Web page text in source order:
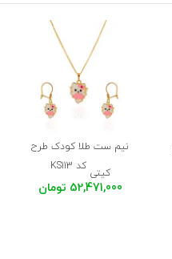
نیم ست طلا کودک طرح
کیتی
کد KS113
52,471,000 تومان